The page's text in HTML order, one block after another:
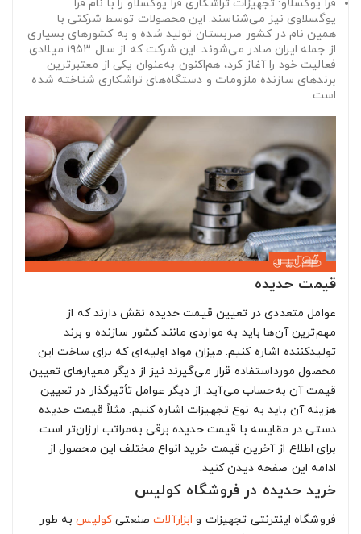
فرا یوگسلاو: تجهیزات تراشکاری فرا یوگسلاو را با نام فرا
یوگسلاوی نیز می‌شناسند. این محصولات توسط شرکتی با
همین نام در کشور صربستان تولید شده و به کشورهای بسیاری
از جمله ایران صادر می‌شوند. این شرکت که از سال ۱۹۵۳ میلادی
فعالیت خود را آغاز کرد، هم‌اکنون به‌عنوان یکی از معتبرترین
برندهای سازنده ملزومات و دستگاه‌های تراشکاری شناخته شده
است.
قیمت حدیده
عوامل متعددی در تعیین قیمت حدیده نقش دارند که از
مهم‌ترین آن‌ها باید به مواردی مانند کشور سازنده و برند
تولیدکننده اشاره کنیم. میزان مواد اولیه‌ای که برای ساخت این
محصول مورداستفاده قرار می‌گیرند نیز از دیگر معیارهای تعیین
قیمت آن به‌حساب می‌آید. از دیگر عوامل تأثیرگذار در تعیین
هزینه آن باید به نوع تجهیزات اشاره کنیم. مثلاً قیمت حدیده
دستی در مقایسه با قیمت حدیده برقی به‌مراتب ارزان‌تر است.
برای اطلاع از آخرین قیمت خرید انواع مختلف این محصول از
ادامه این صفحه دیدن کنید.
خرید حدیده در فروشگاه کولیس
فروشگاه اینترنتی تجهیزات و ابزارآلاتصنعتیکولیسبه طور